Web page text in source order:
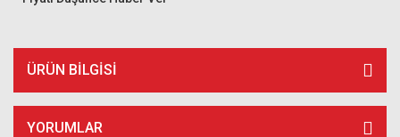
ÜRÜN BILGISI
YORUMLAR